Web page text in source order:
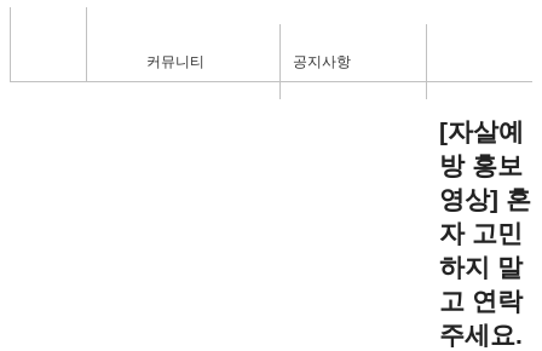
커뮤니티 공지사항
[자살예
방 홍보
영상] 혼
자 고민
하지 말
고 연락
주세요.